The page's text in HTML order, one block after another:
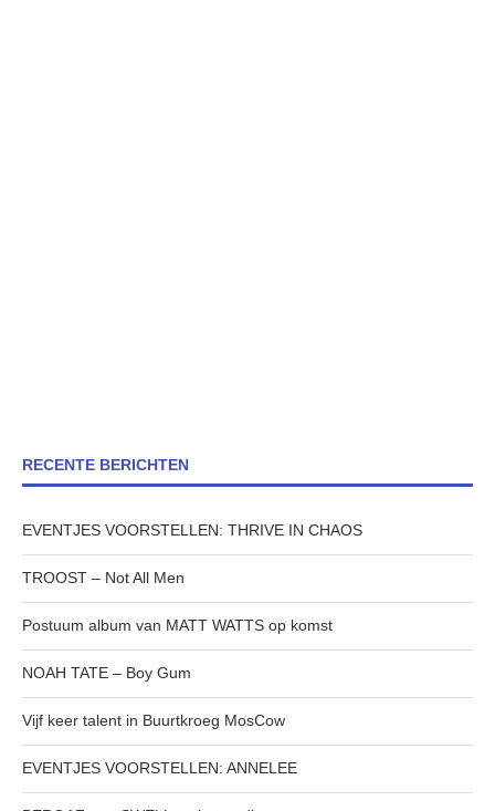
RECENTE BERICHTEN
EVENTJES VOORSTELLEN: THRIVE IN CHAOS
TROOST – Not All Men
Postuum album van MATT WATTS op komst
NOAH TATE – Boy Gum
Vijf keer talent in Buurtkroeg MosCow
EVENTJES VOORSTELLEN: ANNELEE